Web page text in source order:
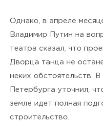
Однако, в апреле
Владимир Путин на
театра сказал, что
Дворца танца не
неких обстоятельств.
Петербурга уточнил,
земле идет полная
строительство.